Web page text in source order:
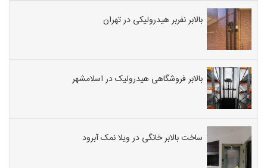
بالابر نفربر هیدرولیکی در تهران
بالابر فروشگاهی هیدرولیک در اسلامشهر
ساخت بالابر خانگی در ویلا نمک آبرود